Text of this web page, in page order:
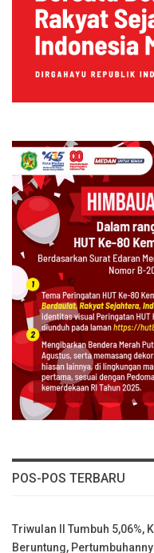
POS-POS TERBARU
Triwulan II Tumbuh 5,06%,
Beruntung,